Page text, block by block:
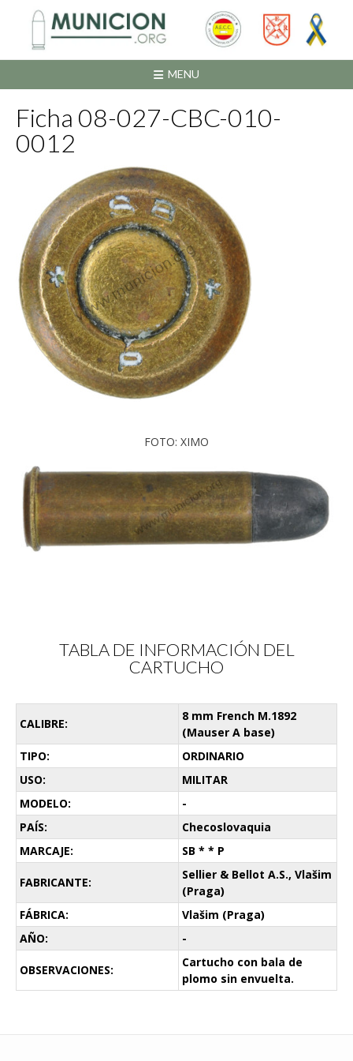
contenido
MENU
Ficha 08-027-CBC-010-
0012
FOTO: XIMO
TABLA DE INFORMACIÓN DEL
CARTUCHO
CALIBRE:
8 mm French M.1892
(Mauser A base)
TIPO:
ORDINARIO
USO:
MILITAR
MODELO:
-
PAÍS:
Checoslovaquia
MARCAJE:
SB * * P
FABRICANTE:
Sellier & Bellot A.S., Vlašim
(Praga)
FÁBRICA:
Vlašim (Praga)
AÑO:
-
OBSERVACIONES:
Cartucho con bala de
plomo sin envuelta.